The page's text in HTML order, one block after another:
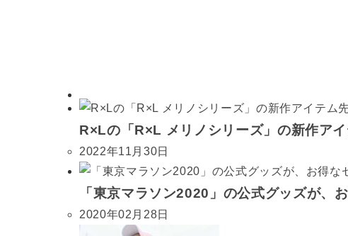
R×Lの「R×L メリノシリーズ」の新作ア
2022年11月30日
「東京マラソン2020」の公式グッズが、
2020年02月28日